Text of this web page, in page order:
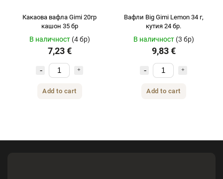
Какаова вафла Gimi 20гр
кашон 35 бр
В наличност (4 бр)
7,23 €
Add to cart
Вафли Big Gimi Lemon 34 г,
кутия 24 бр.
В наличност (3 бр)
9,83 €
Add to cart